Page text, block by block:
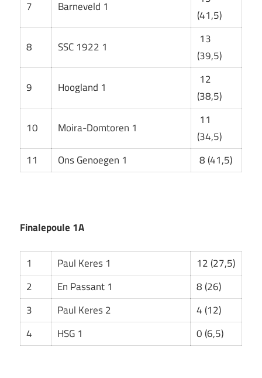
7 Barneveld 1
(41,5)
8 SSC 1922 1
13
(39,5)
9 Hoogland 1
12
(38,5)
10 Moira-Domtoren 1
11
(34,5)
11
Ons Genoegen 1 8 (41,5)
Finalepoule 1A
1 Paul Keres 1
12 (27,5)
2
En Passant 1
8 (26)
3
Paul Keres 2
4 (12)
4
HSG 1 0 (6,5)